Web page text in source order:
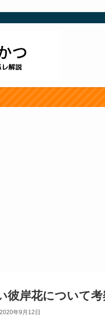
彼岸花について考
2020年9月12日